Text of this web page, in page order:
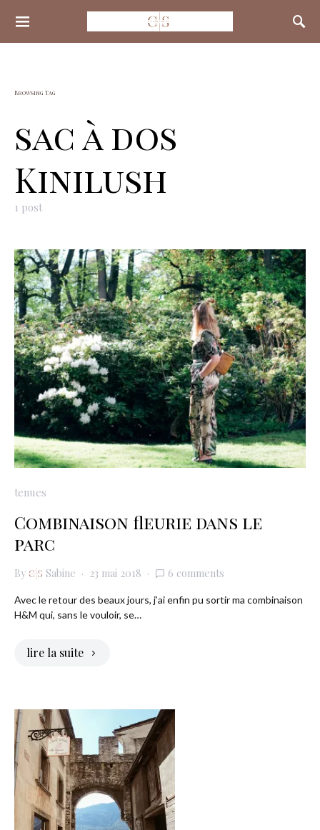
Search for:
Browsing Tag
sac à dos
Kinilush
1 post
tenues
Combinaison fleurie dans le
parc
By Sabine 23 mai 2018 6 comments
Avec le retour des beaux jours, j’ai enfin pu sortir ma combinaison
H&M qui, sans le vouloir, se…
lire la suite